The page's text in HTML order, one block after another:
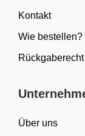
Kontakt
Wie bestellen?
Rückgaberecht
Über uns